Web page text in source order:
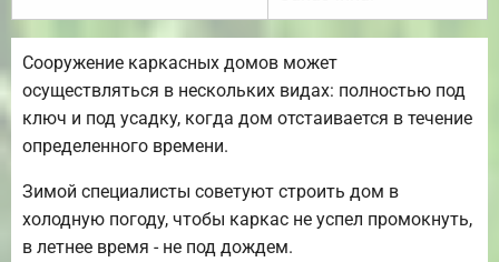
Сооружение каркасных домов может
осуществляться в нескольких видах: полностью под
ключ и под усадку, когда дом отстаивается в течение
определенного времени.
Зимой специалисты советуют строить дом в
холодную погоду, чтобы каркас не успел промокнуть,
в летнее время - не под дождем.